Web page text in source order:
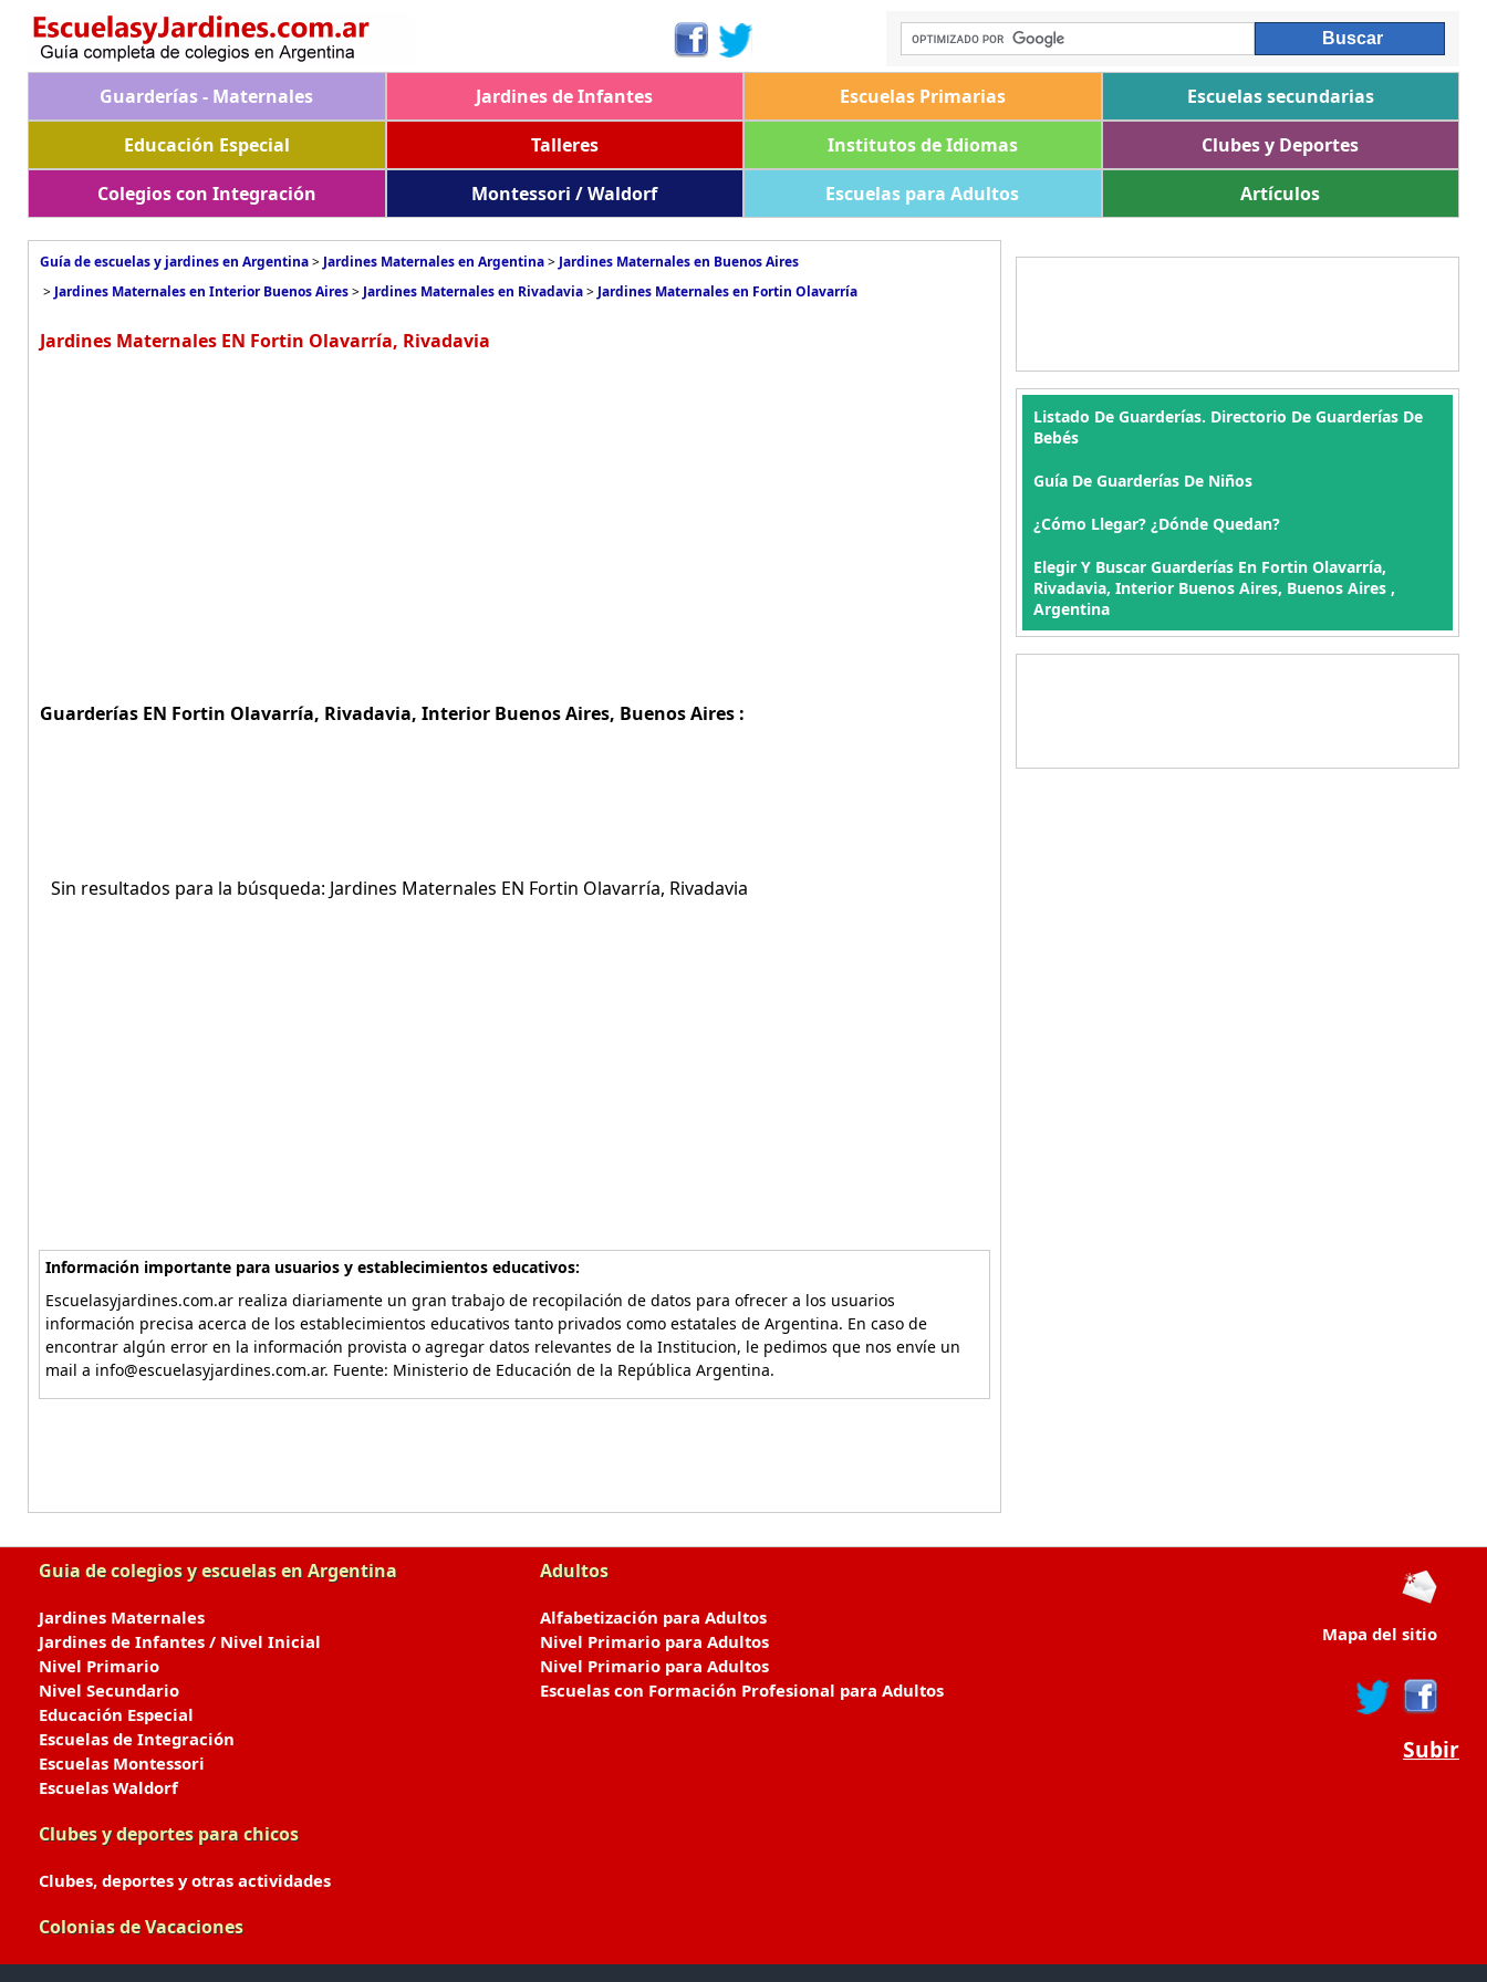
Guarderías - Maternales Jardines de Infantes Escuelas Primarias
Escuelas secundarias
Educación Especial
Talleres Institutos de Idiomas
Clubes y Deportes
Colegios con Integración
Montessori / Waldorf Escuelas para Adultos Artículos
Guía de escuelas y jardines en Argentina> Jardines Maternales en Argentina> Jardines Maternales en Buenos Aires
> Jardines Maternales en Interior Buenos Aires> Jardines Maternales en Rivadavia> Jardines Maternales en Fortin Olavarría
Jardines Maternales EN Fortin Olavarría, Rivadavia
Guarderías EN Fortin Olavarría, Rivadavia, Interior Buenos Aires, Buenos Aires :
Sin resultados para la búsqueda: Jardines Maternales EN Fortin Olavarría, Rivadavia
Información importante para usuarios y establecimientos educativos:
Escuelasyjardines.com.ar realiza diariamente un gran trabajo de recopilación de datos para ofrecer a los usuarios
información precisa acerca de los establecimientos educativos tanto privados como estatales de Argentina. En caso de
encontrar algún error en la información provista o agregar datos relevantes de la Institucion, le pedimos que nos envíe un
mail a info@escuelasyjardines.com.ar. Fuente: Ministerio de Educación de la República Argentina.
Listado De Guarderías. Directorio De Guarderías De
Bebés
Guía De Guarderías De Niños
¿Cómo Llegar? ¿Dónde Quedan?
Elegir Y Buscar Guarderías En Fortin Olavarría,
Rivadavia, Interior Buenos Aires, Buenos Aires ,
Argentina
Guia de colegios y escuelas en Argentina
Jardines Maternales
Jardines de Infantes / Nivel Inicial
Nivel Primario
Nivel Secundario
Educación Especial
Escuelas de Integración
Escuelas Montessori
Escuelas Waldorf
Clubes y deportes para chicos
Clubes, deportes y otras actividades
Colonias de Vacaciones
Adultos
Alfabetización para Adultos
Nivel Primario para Adultos
Nivel Primario para Adultos
Escuelas con Formación Profesional para Adultos
Mapa del sitio
Subir